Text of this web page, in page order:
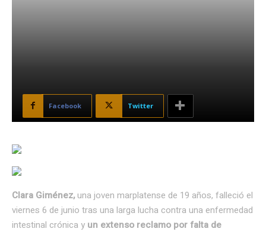
Facebook Twitter
Clara Giménez, una joven marplatense de 19 años, falleció el
viernes 6 de junio tras una larga lucha contra una enfermedad
intestinal crónica y un extenso reclamo por falta de